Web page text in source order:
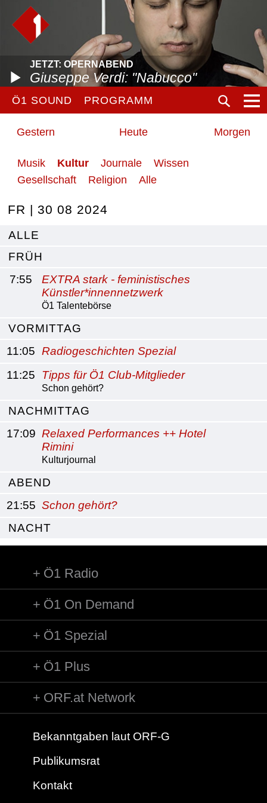
JETZT: OPERNABEND
Giuseppe Verdi: "Nabucco"
Ö1 SOUND PROGRAMM
Gestern Heute Morgen
Musik Kultur Journale
Wissen
Gesellschaft
Religion Alle
FR | 30 08 2024
ALLE
FRÜH
7:55
EXTRA stark - feministisches
Künstler*innennetzwerk
Ö1 Talentebörse
VORMITTAG
11:05 Radiogeschichten Spezial
11:25
Tipps für Ö1 Club-Mitglieder
Schon gehört?
NACHMITTAG
17:09 Relaxed Performances ++ Hotel
Rimini
Kulturjournal
ABEND
21:55 Schon gehört?
NACHT
Ö1 Radio
Ö1 On Demand
Ö1 Spezial
Ö1 Plus
ORF.at Network
Bekanntgaben laut ORF-G
Publikumsrat
Kontakt